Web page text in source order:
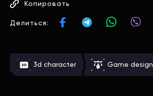
Копировать
Делиться:
3d character Game design